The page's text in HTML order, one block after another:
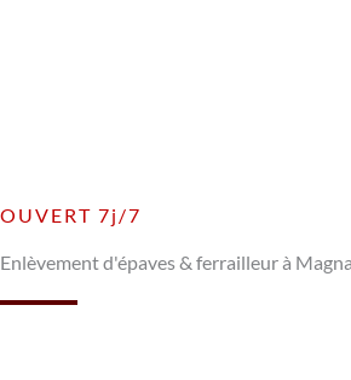
OUVERT 7j/7
Enlèvement d'épaves & ferrailleur à